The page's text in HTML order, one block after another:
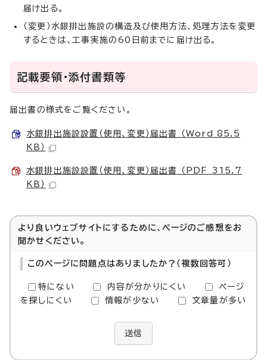
届け出る。
（変更）水銀排出施設の構造及び使用方法、処理方法を変更
するときは、工事実施の60日前までに届け出る。
記載要領・添付書類等
届出書の様式をご覧ください。
水銀排出施設設置（使用、変更）届出書 （Word 85.5
KB）
水銀排出施設設置（使用、変更）届出書 （PDF 315.7
KB）
より良いウェブサイトにするために、ページのご感想をお
聞かせください。
このページに問題点はありましたか？（複数回答可）
特にない 内容が分かりにくい
ページ
を探しにくい
情報が少ない 文章量が多い
送信